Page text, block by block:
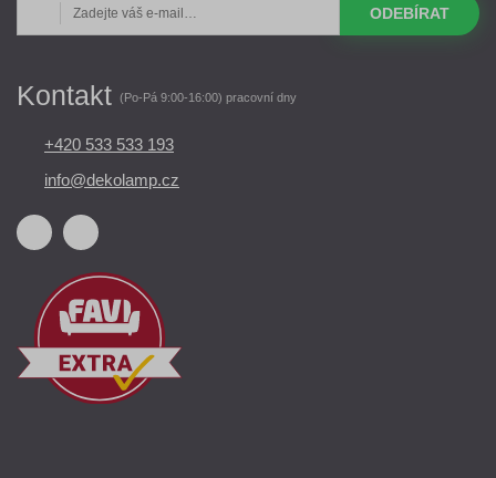
ODEBÍRAT
Kontakt (Po-Pá 9:00-16:00) pracovní dny
+420 533 533 193
info@dekolamp.cz